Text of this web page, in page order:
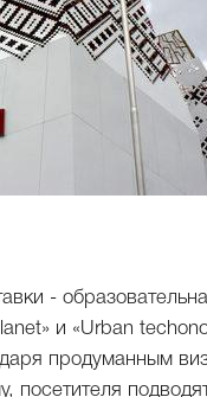
-
и «Urban
продуманным
посетителя